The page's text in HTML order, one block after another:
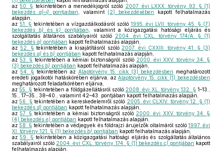
az50. § tekintetében a menedékjogról szóló 2007. évi LXXX. törvény 93. § (1)
bekezdés a)–i) pontjaiban , valamint (2) bekezdésében
kapott felhatalmazás
alapján,
az 51. § tekintetében a vízgazdálkodásról szóló 1995. évi LVII. törvény 45. § (7)
bekezdés b) és k) pontjában , valamint a közigazgatási hatósági eljárás és
szolgáltatás általános szabályairól szóló 2004. évi CXL. törvény 174/A. § (1)
bekezdés a) pontjában kapott felhatalmazás alapján,
az 52. § tekintetében a kisajátításról szóló 2007. évi CXXIII. törvény 41. § (3)
bekezdés a) és b) pontjában kapott felhatalmazás alapján,
az53. § tekintetében a kémiai biztonságról szóló 2000. évi XXV. törvény 34. §
(3) bekezdés b) pontjában kapott felhatalmazás alapján,
az 54. § tekintetében az Alaptörvény 15. cikk (3) bekezdésben meghatározott
eredeti jogalkotói hatáskörében eljárva, azAlaptörvény 15. cikk (1) bekezdésben
meghatározott feladatkörében eljárva,
az55. § tekintetében a földgázellátásról szóló 2008. évi XL. törvény 132. § 1–13.,
15., 17–35., 38–40., valamint 42–43. pontjában kapott felhatalmazás alapján,
az56. § tekintetében a kereskedelemről szóló 2005. évi CLXIV. törvény 12. § (1)
bekezdés d) pontjában kapott felhatalmazás alapján,
az57. § tekintetében a kémiai biztonságról szóló 2000. évi XXV. törvény 34. §
(4) bekezdés e) pontjában kapott felhatalmazás alapján,
az58. § tekintetében a védjegyek és földrajzi árujelzők oltalmáról szóló 1997. évi
XI. törvény 121. § (1) bekezdés b) pontjában kapott felhatalmazás alapján,
az59. § tekintetében a közigazgatási hatósági eljárás és szolgáltatás általános
szabályairól szóló 2004. évi CXL. törvény 174. § (1) bekezdés c) pontjában kapott
felhatalmazás alapján,